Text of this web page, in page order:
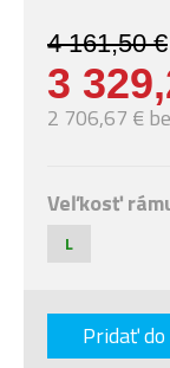
4 161,50 €
3
2 706,67 €
Veľkosť
L
Pridať